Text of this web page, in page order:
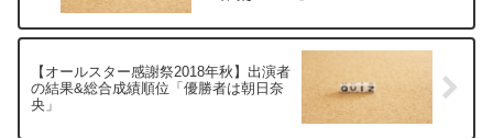
【オールスター感謝祭2018年秋】出演者
の結果&総合成績順位「優勝者は朝日奈
央」